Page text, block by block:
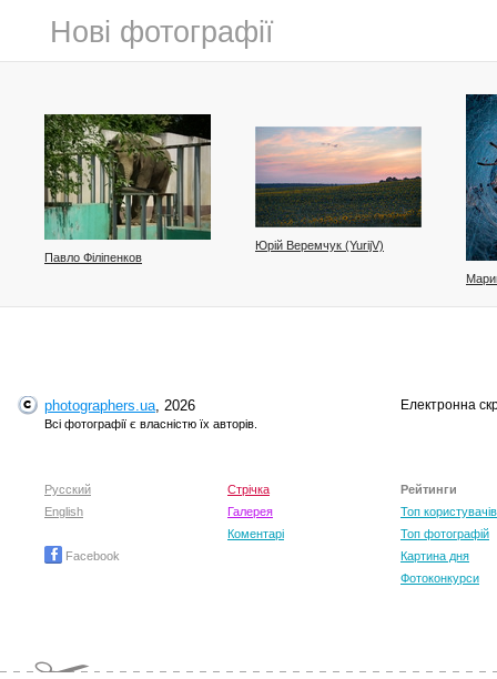
Нові фотографії
Павло Філіпенков
Юрій Веремчук (YurijV)
Ярмошевич
photographers.ua, 2026
Всі фотографії є власністю їх авторів.
Електронна
Русский
English
Facebook
Стрічка
Галерея
Коментарі
Рейтинги
Топ користувачів
Топ фотографій
Картина дня
Фотоконкурси